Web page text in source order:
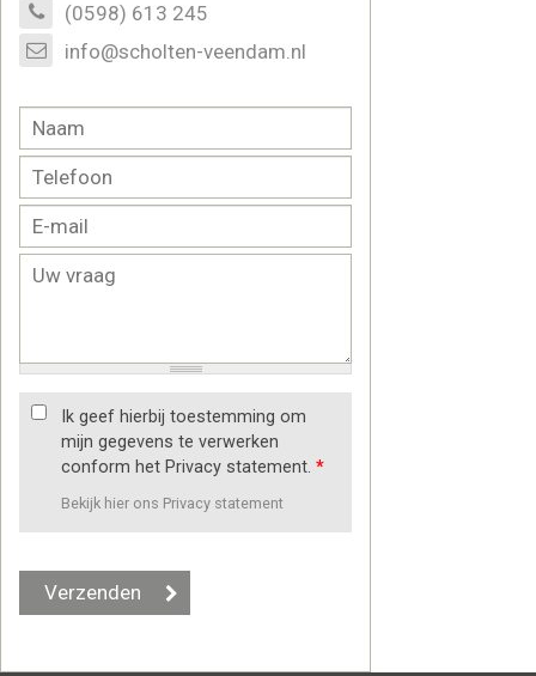
(0598) 613 245
info@scholten-veendam.nl
Ik geef hierbij toestemming om
mijn gegevens te verwerken
conform het Privacy statement. *
Bekijk hier ons Privacy statement